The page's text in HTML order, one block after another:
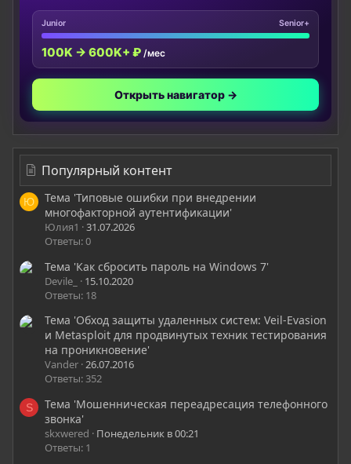
Junior Senior+
100K → 600K+ ₽ /мес
Открыть навигатор →
Популярный контент
Ю
Тема 'Типовые ошибки при внедрении
многофакторной аутентификации'
Юлия1
31.07.2026
Ответы: 0
Тема 'Как сбросить пароль на Windows 7'
Devile_
15.10.2020
Ответы: 18
Тема 'Обход защиты удаленных систем: Veil-Evasion
и Metasploit для продвинутых техник тестирования
на проникновение'
Vander 26.07.2016
Ответы: 352
S
Тема 'Мошенническая переадресация телефонного
звонка'
skxwered
Понедельник в 00:21
Ответы: 1